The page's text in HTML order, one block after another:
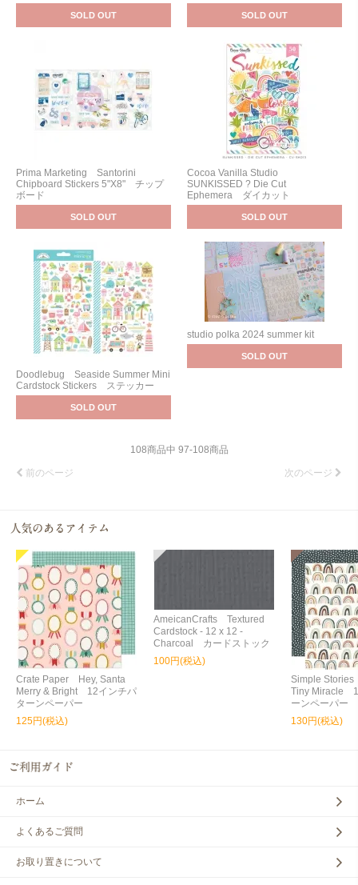
SOLD OUT SOLD OUT
Prima Marketing Santorini
Chipboard Stickers 5"X8" チップ
ボード
SOLD OUT
Cocoa Vanilla Studio
SUNKISSED ? Die Cut
Ephemera ダイカット
SOLD OUT
Doodlebug Seaside Summer Mini
Cardstock Stickers ステッカー
SOLD OUT
studio polka 2024 summer kit
SOLD OUT
108商品中 97-108商品
前のページ 次のページ
Crate Paper Hey, Santa
Merry & Bright 12インチパ
ターンペーパー
125円(税込)
AmeicanCrafts Textured
Cardstock - 12 x 12 -
Charcoal カードストック
100円(税込)
Simple
Tiny Miracle
ーンペーパー
130円(税込)
ホーム
よくあるご質問
お取り置きについて